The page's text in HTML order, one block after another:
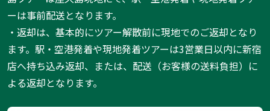
ーは事前配送となります。
・返却は、基本的にツアー解散前に現地でのご返却となり
ます。駅・空港発着や現地発着ツアーは3営業日以内に新宿
店へ持ち込み返却、または、配送（お客様の送料負担）に
よる返却となります。